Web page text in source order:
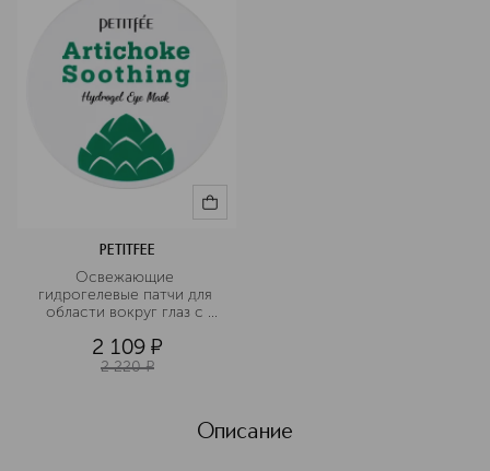
PETITFEE
Освежающие
гидрогелевые патчи для
области вокруг глаз с
2 109 ¤
2 220 ¤
Описание